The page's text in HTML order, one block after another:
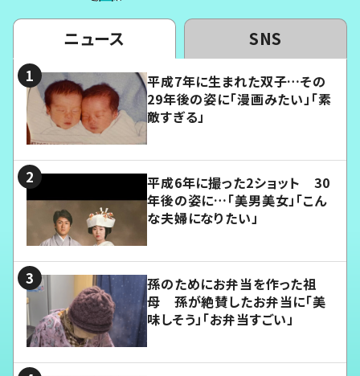
ニュース SNS
平成7年に生まれた双子…その
29年後の姿に「漫画みたい」「素
敵すぎる」
平成6年に撮った2ショット 30
年後の姿に…「美男美女」「こん
な夫婦になりたい」
孫のためにお弁当を作った祖
母 孫が絶賛したお弁当に「美
味しそう」「お弁当すごい」